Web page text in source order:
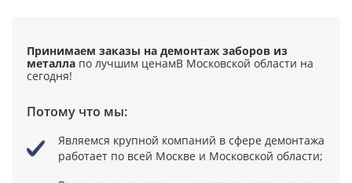
Принимаем заказы на демонтаж заборов из
металла по лучшим ценамВ Московской области на
сегодня!
Потому что мы:
Являемся крупной компаний в сфере демонтажа
работает по всей Москве и Московской области;